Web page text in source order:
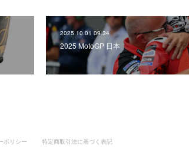
2025.10.01 09:34
2025 MotoGP 日本
ポリシー 特定商取引法に基づく表記